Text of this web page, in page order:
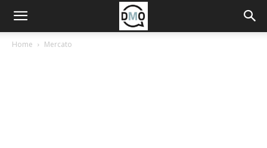
Home Mercato